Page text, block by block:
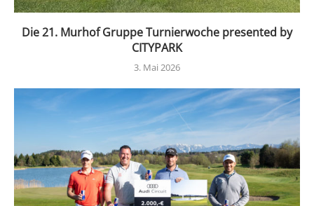
Die 21. Murhof Gruppe Turnierwoche presented by
CITYPARK
3. Mai 2026